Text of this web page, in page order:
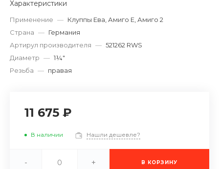
Характеристики
Применение — Клуппы Ева, Амиго Е, Амиго 2
Страна — Германия
Артирул производителя — 521262 RWS
Диаметр — 1¼″
Резьба — правая
11 675 ₽
В наличии Нашли дешевле?
- + В КОРЗИНУ